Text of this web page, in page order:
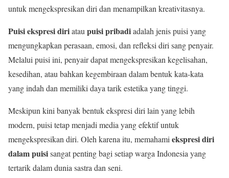
untuk mengekspresikan diri dan menampilkan kreativitasnya.
Puisi ekspresi diriatau puisi pribadiadalah jenis puisi yang
mengungkapkan perasaan, emosi, dan refleksi diri sang penyair.
Melalui puisi ini, penyair dapat mengekspresikan kegelisahan,
kesedihan, atau bahkan kegembiraan dalam bentuk kata-kata
yang indah dan memiliki daya tarik estetika yang tinggi.
Meskipun kini banyak bentuk ekspresi diri lain yang lebih
modern, puisi tetap menjadi media yang efektif untuk
mengekspresikan diri. Oleh karena itu, memahami ekspresi diri
dalam puisisangat penting bagi setiap warga Indonesia yang
tertarik dalam dunia sastra dan seni.